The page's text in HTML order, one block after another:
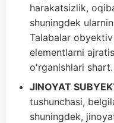
harakatsizlik,
shuningdek
Talabalar
elementlarni
o'rganishlari shart.
JINOYAT
tushunchasi,
shuningdek,